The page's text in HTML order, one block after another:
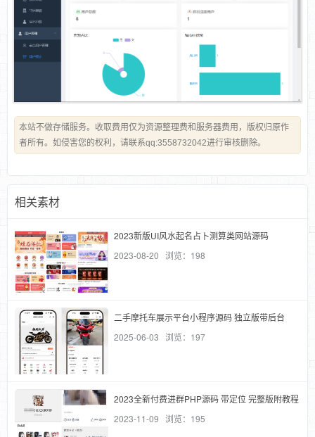
本站不做存储服务。收取费用仅为资源整理费和服务器费用，版权归原作
者所有。如侵害您的权利，请联系qq:3558732042进行审核删除。
相关素材
2023新版UI风水起名占卜测算类网站源码
2023-08-20 浏览：198
二手摩托车展示平台小程序源码 独立版带后台
2025-06-03 浏览：197
2023全新付费进群PHP源码 带定位 完整版附教程
2023-11-09 浏览：195